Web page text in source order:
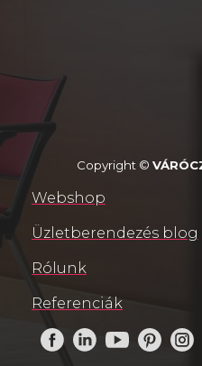
Copyright ©
Webshop
Üzletberendezés blog
Rólunk
Referenciák